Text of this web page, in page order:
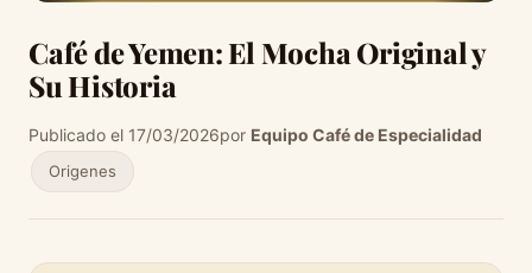
Café de Yemen: El Mocha Original y
Su Historia
Publicado el 17/03/2026por Equipo Café de Especialidad
Origenes